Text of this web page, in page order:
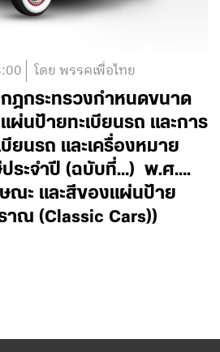
โดย พรรคเพื่อไทย
ฎกระทรวงกำหนดขนาด
ผ่นป้ายทะเบียนรถ และการ
ยนรถ และเครื่องหมาย
ประจำปี (ฉบับที่…) พ.ศ….
ณะ และสีของแผ่นป้าย
าณ (Classic Cars))